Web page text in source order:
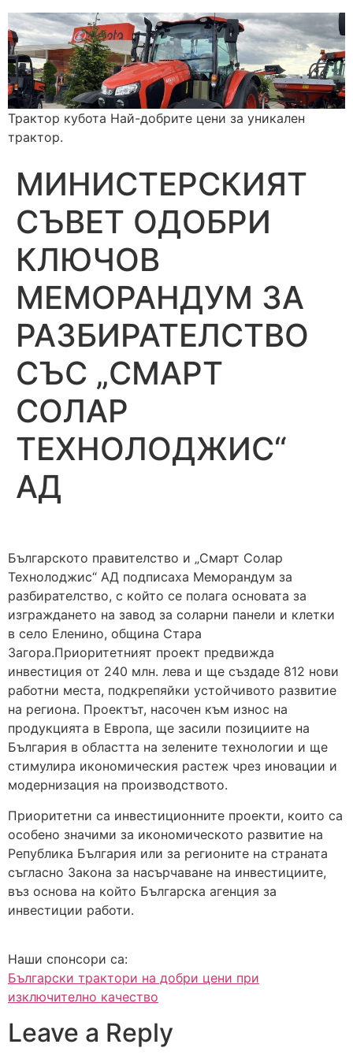
Трактор кубота Най-добрите цени за уникален
трактор.
МИНИСТЕРСКИЯТ
СЪВЕТ ОДОБРИ
КЛЮЧОВ
МЕМОРАНДУМ ЗА
РАЗБИРАТЕЛСТВО
СЪС „СМАРТ
СОЛАР
ТЕХНОЛОДЖИС“
АД
Българското правителство и „Смарт Солар
Технолоджис“ АД подписаха Меморандум за
разбирателство, с който се полага основата за
изграждането на завод за соларни панели и клетки
в село Еленино, община Стара
Загора.Приоритетният проект предвижда
инвестиция от 240 млн. лева и ще създаде 812 нови
работни места, подкрепяйки устойчивото развитие
на региона. Проектът, насочен към износ на
продукцията в Европа, ще засили позициите на
България в областта на зелените технологии и ще
стимулира икономическия растеж чрез иновации и
модернизация на производството.
Приоритетни са инвестиционните проекти, които са
особено значими за икономическото развитие на
Република България или за регионите на страната
съгласно Закона за насърчаване на инвестициите,
въз основа на който Българска агенция за
инвестиции работи.
Наши спонсори са:
Български трактори на добри цени при
изключително качество
Leave a Reply